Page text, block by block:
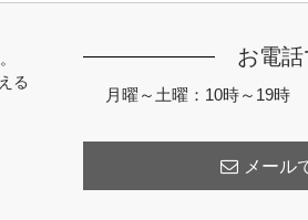
る
お電
月曜～土曜：10時～19時
メール